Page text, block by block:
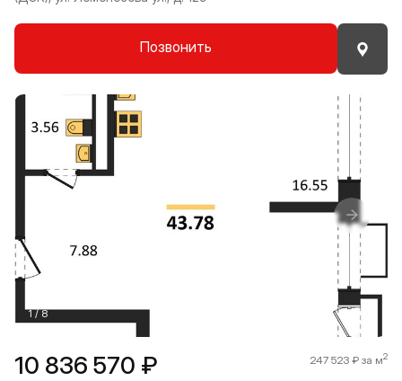
Позвонить
10 836 570 ₽ 247 523 ₽ за м2
1 / 8